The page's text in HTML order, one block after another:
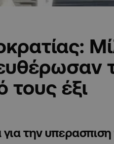
τους έξι
την